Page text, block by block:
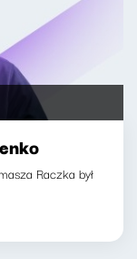
Raczka był